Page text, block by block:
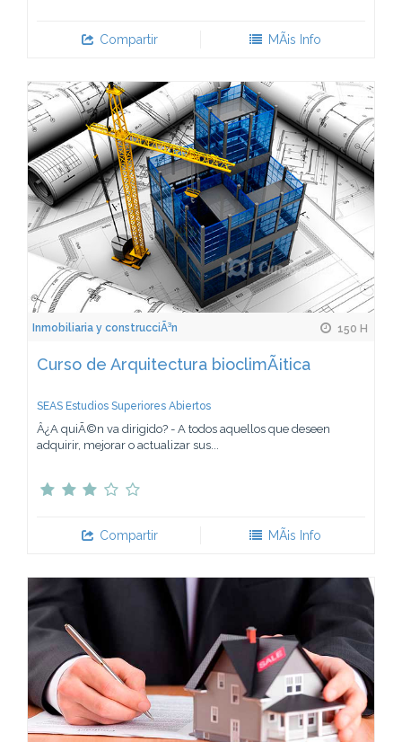
Compartir MÃ¡s Info
Inmobiliaria y construcciÃ³n 150 H
Curso de Arquitectura bioclimÃ¡tica
SEAS Estudios Superiores Abiertos
Â¿A quiÃ©n va dirigido? - A todos aquellos que deseen
adquirir, mejorar o actualizar sus...
Compartir MÃ¡s Info